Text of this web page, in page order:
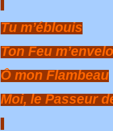
Tu m’éblouis
Ton Feu
Ô mon Flambeau
Moi, le Passeur